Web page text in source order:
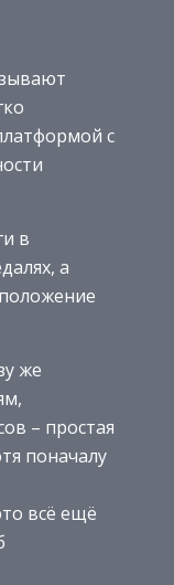
с
в
а
же
– простая
поначалу
всё ещё